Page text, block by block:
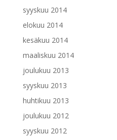
syyskuu 2014
elokuu 2014
kesäkuu 2014
maaliskuu 2014
joulukuu 2013
syyskuu 2013
huhtikuu 2013
joulukuu 2012
syyskuu 2012